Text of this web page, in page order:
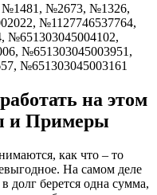
№1481, №2673, №1326,
№1127746537764,
№651303045004102,
№651303045003951,
№651303045003161
на этом
и Примеры
как что – то
На самом деле
долг берется одна сумма,